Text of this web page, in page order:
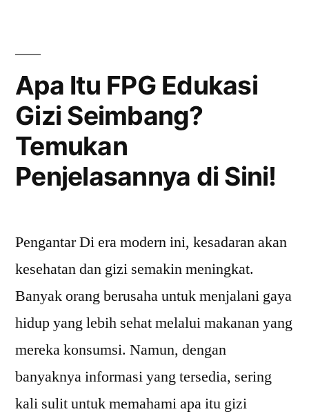
Apa Itu FPG Edukasi
Gizi Seimbang?
Temukan
Penjelasannya di Sini!
Pengantar Di era modern ini, kesadaran akan
kesehatan dan gizi semakin meningkat.
Banyak orang berusaha untuk menjalani gaya
hidup yang lebih sehat melalui makanan yang
mereka konsumsi. Namun, dengan
banyaknya informasi yang tersedia, sering
kali sulit untuk memahami apa itu gizi